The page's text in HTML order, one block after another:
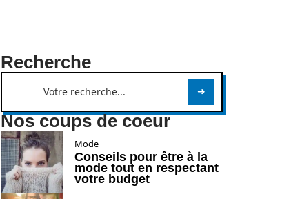
Recherche
Nos coups de coeur
Mode
Conseils pour être à la
mode tout en respectant
votre budget